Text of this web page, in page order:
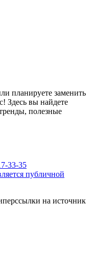
планируете заменить
Здесь вы найдете
полезные
33-35
публичной
на источник